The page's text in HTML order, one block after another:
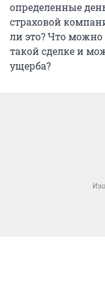
определенные
страховой
ли это? Что
такой сделке и
ущерба?